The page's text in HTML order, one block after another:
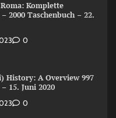
Komplette
2000 Taschenbuch – 22.
0
History: A Overview 997
15. Juni 2020
0